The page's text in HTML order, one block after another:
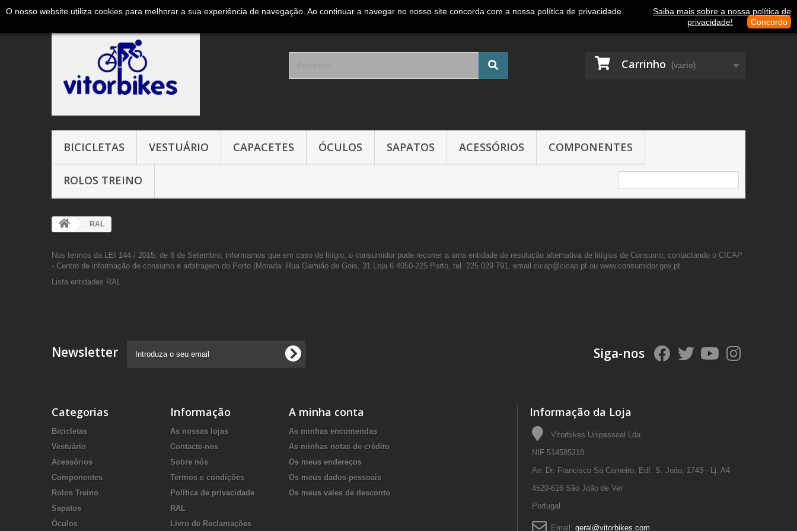
Entrar
Contacte-nos
Ligue-nos agora:+351 965327906 ( chamada para a rede móvel Nacional )
Carrinho (vazio)
BICICLETAS VESTUÁRIO CAPACETES ÓCULOS SAPATOS ACESSÓRIOS COMPONENTES
ROLOS TREINO
RAL
Nos termos da LEI 144 / 2015, de 8 de Setembro, informamos que em caso de litígio, o consumidor pode recorrer a uma entidade de resolução alternativa de litígios de Consumo, contactando o CICAP
- Centro de informação de consumo e arbitragem do Porto (Morada: Rua Gamião de Gois, 31 Loja 6 4050-225 Porto, tel. 225 029 791, email cicap@cicap.pt ou www.consumidor.gov.pt
Lista entidades RAL
Newsletter Siga-nos
Categorias
Bicicletas
Vestuário
Acessórios
Componentes
Rolos Treino
Sapatos
Óculos
Informação
As nossas lojas
Contacte-nos
Sobre nós
Termos e condições
Política de privacidade
RAL
Livro de Reclamações
A minha conta
As minhas encomendas
As minhas notas de crédito
Os meus endereços
Os meus dados pessoais
Os meus vales de desconto
Informação da Loja
Vitorbikes Unipessoal Lda.
NIF 514585218
Av. Dr. Francisco Sá Carneiro, Edf. S. João, 1743 - Lj. A4
4520-616 São João de Ver
Portugal
Email: geral@vitorbikes.com
O nosso website utiliza cookies para melhorar a sua experiência de navegação. Ao continuar a navegar no nosso site concorda com a nossa política de privacidade.
Saiba mais sobre a nossa política de
privacidade!
Concordo